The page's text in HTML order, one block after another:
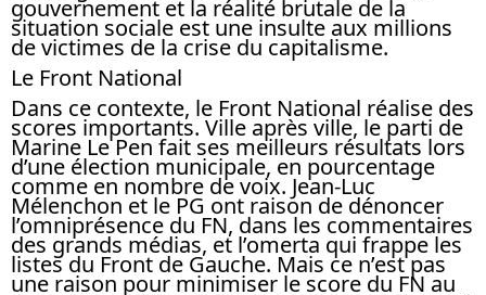
gouvernement et la réalité brutale de la
situation sociale est une insulte aux millions
de victimes de la crise du capitalisme.
Le Front National
Dans ce contexte, le Front National réalise des
scores importants. Ville après ville, le parti de
Marine Le Pen fait ses meilleurs résultats lors
d’une élection municipale, en pourcentage
comme en nombre de voix. Jean-Luc
Mélenchon et le PG ont raison de dénoncer
l’omniprésence du FN, dans les commentaires
des grands médias, et l’omerta qui frappe les
listes du Front de Gauche. Mais ce n’est pas
une raison pour minimiser le score du FN au